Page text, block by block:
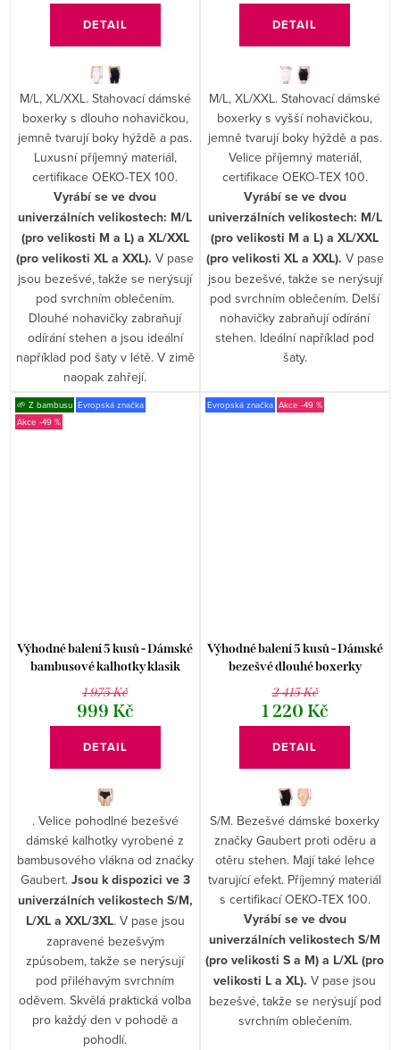
DETAIL
M/L, XL/XXL. Stahovací dámské
boxerky s dlouho nohavičkou,
jemně tvarují boky hýždě a pas.
Luxusní příjemný materiál,
certifikace OEKO-TEX 100.
Vyrábí se ve dvou
univerzálních velikostech: M/L
(pro velikosti M a L) a XL/XXL
(pro velikosti XL a XXL). V pase
jsou bezešvé, takže se nerýsují
pod svrchním oblečením.
Dlouhé nohavičky zabraňují
odírání stehen a jsou ideální
například pod šaty v létě. V zimě
naopak zahřejí.
DETAIL
M/L, XL/XXL. Stahovací dámské
boxerky s vyšší nohavičkou,
jemně tvarují boky hýždě a pas.
Velice příjemný materiál,
certifikace OEKO-TEX 100.
Vyrábí se ve dvou
univerzálních velikostech: M/L
(pro velikosti M a L) a XL/XXL
(pro velikosti XL a XXL). V pase
jsou bezešvé, takže se nerýsují
pod svrchním oblečením. Delší
nohavičky zabraňují odírání
stehen. Ideální například pod
šaty.
🌱 Z bambusu Evropská značka
-49 %
Výhodné balení 5 kusů - Dámské
bambusové kalhotky klasik
GBTW-3101
1 975 Kč
999 Kč
DETAIL
. Velice pohodlné bezešvé
dámské kalhotky vyrobené z
bambusového vlákna od značky
Gaubert. Jsou k dispozici ve 3
univerzálních velikostech S/M,
L/XL a XXL/3XL. V pase jsou
zapravené bezešvým
způsobem, takže se nerýsují
pod přiléhavým svrchním
oděvem. Skvělá praktická volba
pro každý den v pohodě a
pohodlí.
Evropská značka -49 %
Výhodné balení 5 kusů - Dámské
bezešvé dlouhé boxerky
Gaubert GBTW-3002
2 415 Kč
1 220 Kč
DETAIL
S/M. Bezešvé dámské boxerky
značky Gaubert proti oděru a
otěru stehen. Mají také lehce
tvarující efekt. Příjemný materiál
s certifikací OEKO-TEX 100.
Vyrábí se ve dvou
univerzálních velikostech S/M
(pro velikosti S a M) a L/XL (pro
velikosti L a XL). V pase jsou
bezešvé, takže se nerýsují pod
svrchním oblečením.